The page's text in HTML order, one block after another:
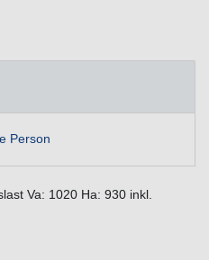
Person
Va: 1020 Ha: 930 inkl.